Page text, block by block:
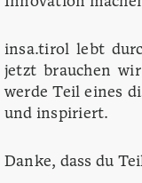
insa.tirol lebt
jetzt brauchen
werde Teil eines
und inspiriert.
Danke, dass du